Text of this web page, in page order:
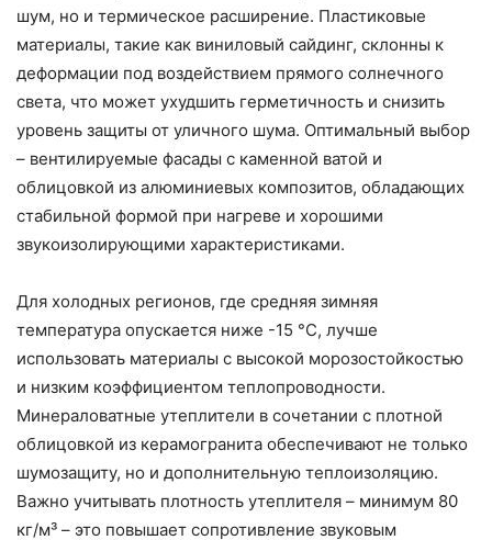
шум, но и термическое расширение. Пластиковые
материалы, такие как виниловый сайдинг, склонны к
деформации под воздействием прямого солнечного
света, что может ухудшить герметичность и снизить
уровень защиты от уличного шума. Оптимальный выбор
– вентилируемые фасады с каменной ватой и
облицовкой из алюминиевых композитов, обладающих
стабильной формой при нагреве и хорошими
звукоизолирующими характеристиками.
Для холодных регионов, где средняя зимняя
температура опускается ниже -15 °C, лучше
использовать материалы с высокой морозостойкостью
и низким коэффициентом теплопроводности.
Минераловатные утеплители в сочетании с плотной
облицовкой из керамогранита обеспечивают не только
шумозащиту, но и дополнительную теплоизоляцию.
Важно учитывать плотность утеплителя – минимум 80
кг/м³ – это повышает сопротивление звуковым